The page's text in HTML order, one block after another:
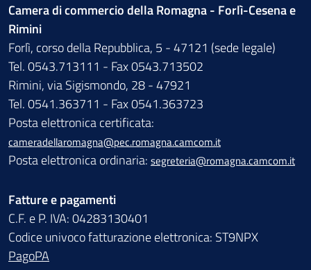
Camera di commercio della Romagna - Forlì-Cesena e
Rimini
Forlì, corso della Repubblica, 5 - 47121 (sede legale)
Tel. 0543.713111 - Fax 0543.713502
Rimini, via Sigismondo, 28 - 47921
Tel. 0541.363711 - Fax 0541.363723
Posta elettronica certificata:
cameradellaromagna@pec.romagna.camcom.it
Posta elettronica ordinaria: segreteria@romagna.camcom.it
Fatture e pagamenti
C.F. e P. IVA: 04283130401
Codice univoco fatturazione elettronica: ST9NPX
PagoPA